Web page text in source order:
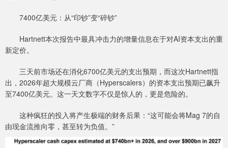
7400亿美元：从“印钞”变“碎钞”
Hartnett本次报告中最具冲击力的增量信息在于对AI资本支出的重
新定价。
三天前市场还在消化6700亿美元的支出预期，而这次Hartnett指
出，2026年超大规模云厂商（Hyperscalers）的资本支出预期已飙升
至7400亿美元。这一天文数字不仅是惊人的，更是危险的。
这种疯狂的投入将产生极端的财务后果：“这可能会将Mag 7的自
由现金流推向零，甚至转为负值。”